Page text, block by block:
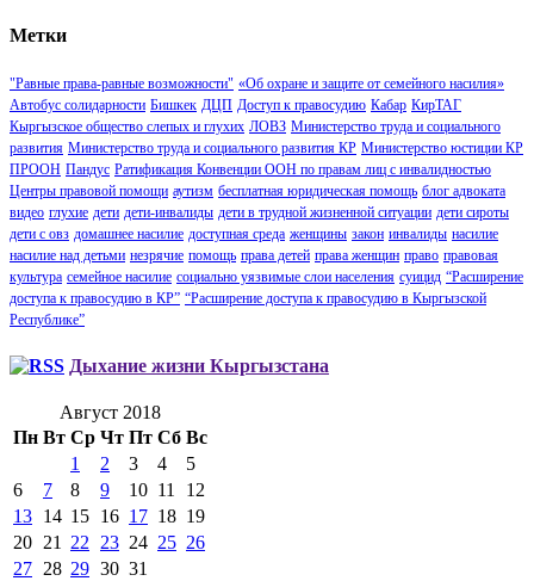
Метки
"Равные права-равные возможности" «Об охране и защите от семейного насилия»
Автобус солидарности Бишкек ДЦП Доступ к правосудию Кабар КирТАГ
Кыргызское общество слепых и глухих ЛОВЗ Министерство труда и социального
развития Министерство труда и социального развития КР Министерство юстиции КР
ПРООН Пандус Ратификация Конвенции ООН по правам лиц с инвалидностью
Центры правовой помощи аутизм бесплатная юридическая помощь блог адвоката
видео глухие дети дети-инвалиды дети в трудной жизненной ситуации дети сироты
дети с овз домашнее насилие доступная среда женщины закон инвалиды насилие
насилие над детьми незрячие помощь права детей права женщин право правовая
культура семейное насилие социально уязвимые слои населения суицид “Расширение
доступа к правосудию в КР” “Расширение доступа к правосудию в Кыргызской
Республике”
Дыхание жизни Кыргызстана
Август 2018
Пн Вт Ср Чт Пт Сб Вс
1
2 3 4
5
6
7 8 9 10 11
12
13 14 15 16 17 18 19
20 21 22 23 24 25 26
27 28 29 30 31